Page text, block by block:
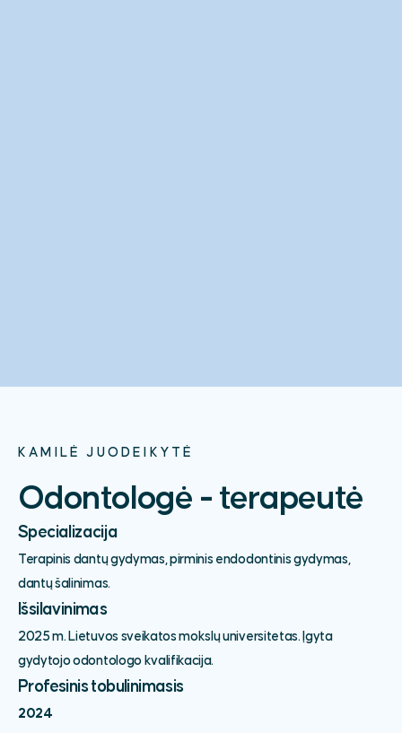
KAMILĖ JUODEIKYTĖ
Odontologė - terapeutė
Specializacija
Terapinis dantų gydymas, pirminis endodontinis gydymas,
dantų šalinimas.
Išsilavinimas
2025 m. Lietuvos sveikatos mokslų universitetas. Įgyta
gydytojo odontologo kvalifikacija.
Profesinis tobulinimasis
2024